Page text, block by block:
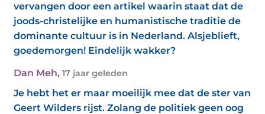
vervangen door een artikel waarin staat dat de
joods-christelijke en humanistische traditie de
dominante cultuur is in Nederland. Alsjeblieft,
goedemorgen! Eindelijk wakker?
Dan Meh, 17 jaar geleden
Je hebt het er maar moeilijk mee dat de ster van
Geert Wilders rijst. Zolang de politiek geen oog